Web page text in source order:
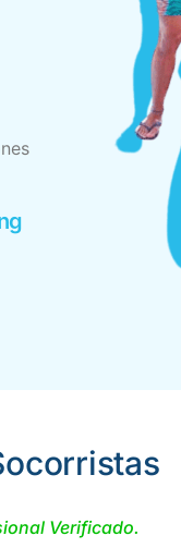
Verificado.